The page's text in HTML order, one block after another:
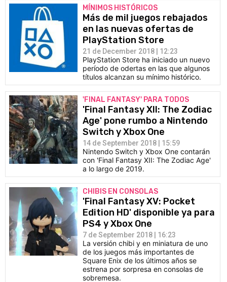
MÍNIMOS HISTÓRICOS
Más de mil juegos rebajados
en las nuevas ofertas de
PlayStation Store
21 de December 2018 | 12:23
PlayStation Store ha iniciado un nuevo
período de odertas en las que algunos
títulos alcanzan su mínimo histórico.
'FINAL FANTASY' PARA TODOS
'Final Fantasy XII: The Zodiac
Age' pone rumbo a Nintendo
Switch y Xbox One
14 de September 2018 | 15:59
Nintendo Switch y Xbox One contarán
con 'Final Fantasy XII: The Zodiac Age'
a lo largo de 2019.
CHIBIS EN CONSOLAS
'Final Fantasy XV: Pocket
Edition HD' disponible ya para
PS4 y Xbox One
7 de September 2018 | 16:23
La versión chibi y en miniatura de uno
de los juegos más importantes de
Square Enix de los últimos años se
estrena por sorpresa en consolas de
sobremesa.